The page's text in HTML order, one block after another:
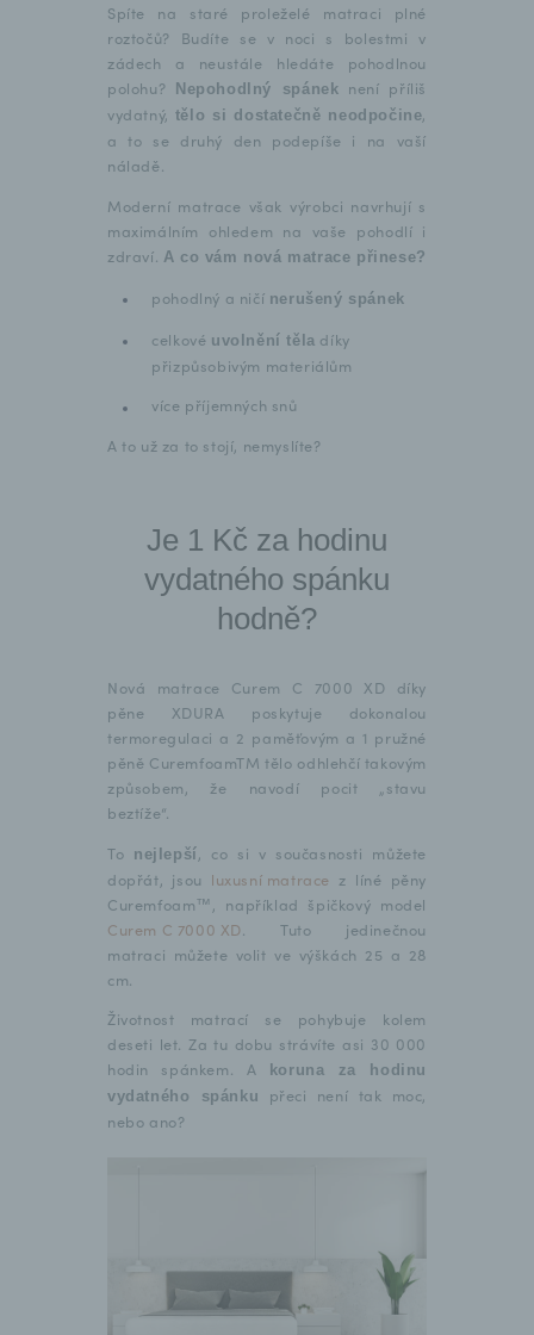
Spíte na staré proleželé matraci plné
roztočů? Budíte se v noci s bolestmi v
zádech a neustále hledáte pohodlnou
polohu?
Nepohodlný spánek není příliš
vydatný, tělo si dostatečně neodpočine,
a to se druhý den podepíše i na vaší
náladě.
Moderní matrace však výrobci navrhují s
maximálním ohledem na vaše pohodlí i
zdraví. A co vám nová matrace přinese?
pohodlný a ničí nerušený spánek
celkové uvolnění těla díky
přizpůsobivým materiálům
více příjemných snů
A to už za to stojí, nemyslíte?
Je 1 Kč za hodinu
vydatného spánku
hodně?
Nová matrace Curem C 7000 XD díky
pěne XDURA poskytuje dokonalou
termoregulaci a 2 paměťovým a 1 pružné
pěně CuremfoamTM tělo odhlehčí takovým
způsobem, že navodí pocit „stavu
beztíže“.
To nejlepší, co si v současnosti můžete
dopřát, jsou luxusní matrace z líné pěny
Curemfoam™, například špičkový model
Curem C 7000 XD . Tuto jedinečnou
matraci můžete volit ve výškách 25 a 28
cm.
Životnost matrací se pohybuje kolem
deseti let. Za tu dobu strávíte asi 30 000
hodin spánkem. A
koruna za hodinu
vydatného spánku
přeci není tak moc,
nebo ano?